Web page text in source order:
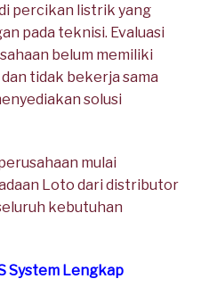
percikan listrik yang
pada teknisi. Evaluasi
belum memiliki
tidak bekerja sama
solusi
mulai
Loto dari distributor
kebutuhan
System Lengkap